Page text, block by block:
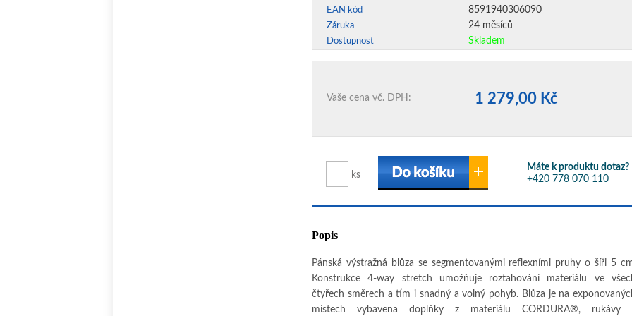
EAN kód 8591940306090
Záruka 24 měsíců
Dostupnost Skladem
Vaše cena vč. DPH: 1 279,00 Kč
ks
Máte k produktu dotaz?
+420 778 070 110
Popis
Pánská výstražná blůza se segmentovanými reflexními pruhy o šíři 5
Konstrukce 4-way stretch umožňuje roztahování materiálu ve
čtyřech směrech a tím i snadný a volný pohyb. Blůza je na
místech vybavena doplňky z materiálu CORDURA®, rukávy